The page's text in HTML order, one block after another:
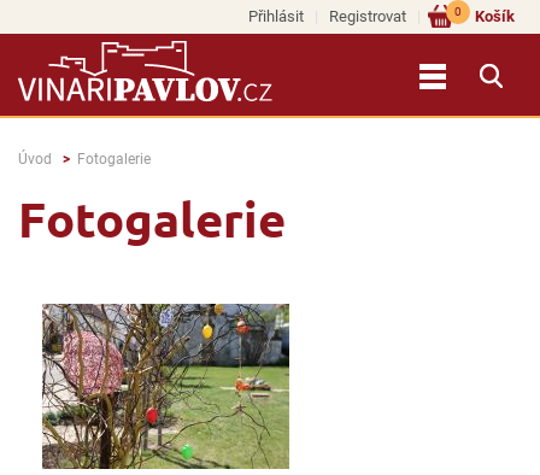
Přihlásit Registrovat Košík
0
Úvod Fotogalerie
Fotogalerie